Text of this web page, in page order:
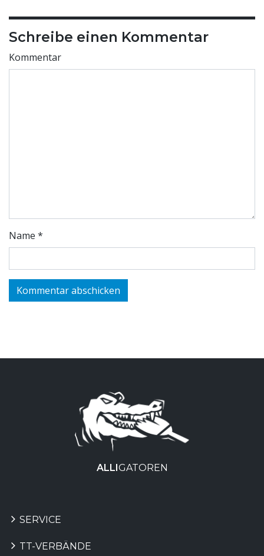
Schreibe einen Kommentar
Kommentar
Name *
ALLI GATOREN
SERVICE
TT-VERBÄNDE